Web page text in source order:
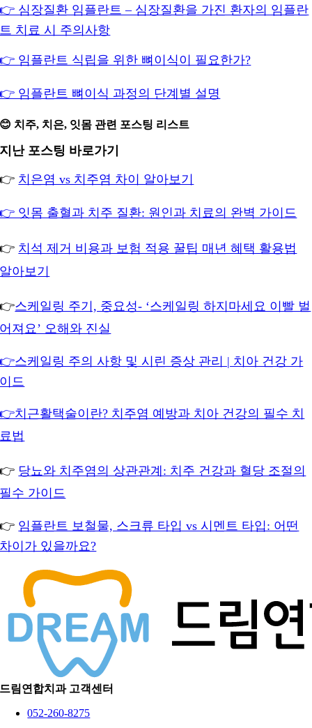
👉 심장질환 임플란트 – 심장질환을 가진 환자의 임플란
트 치료 시 주의사항
👉 임플란트 식립을 위한 뼈이식이 필요한가?
👉 임플란트 뼈이식 과정의 단계별 설명
😊 치주, 치은, 잇몸 관련 포스팅 리스트
지난 포스팅 바로가기
👉 치은염 vs 치주염 차이 알아보기
👉 잇몸 출혈과 치주 질환: 원인과 치료의 완벽 가이드
👉 치석 제거 비용과 보험 적용 꿀팁 매년 혜택 활용법
알아보기
👉스케일링 주기, 중요성- ‘스케일링 하지마세요 이빨 벌
어져요’ 오해와 진실
👉스케일링 주의 사항 및 시린 증상 관리 | 치아 건강 가
이드
👉치근활택술이란? 치주염 예방과 치아 건강의 필수 치
료법
👉 당뇨와 치주염의 상관관계: 치주 건강과 혈당 조절의
필수 가이드
👉 임플란트 보철물, 스크류 타입 vs 시멘트 타입: 어떤
차이가 있을까요?
드림연합치과 고객센터
052-260-8275